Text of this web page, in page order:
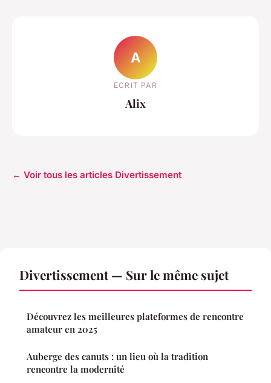
A
ECRIT PAR
Alix
← Voir tous les articles Divertissement
Divertissement — Sur le même sujet
Découvrez les meilleures plateformes de rencontre
amateur en 2025
Auberge des canuts : un lieu où la tradition
rencontre la modernité